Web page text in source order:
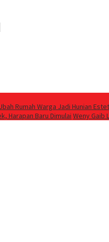
Rumah Warga Jadi Hunian
Harapan Baru Dimulai Weny Gaib